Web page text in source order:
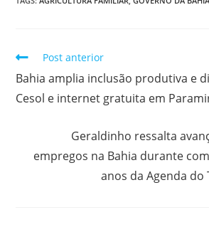
Post anterior
Bahia amplia inclusão produtiva e
Cesol e internet gratuita em
Geraldinho ressalta
empregos na Bahia durante
anos da Agenda